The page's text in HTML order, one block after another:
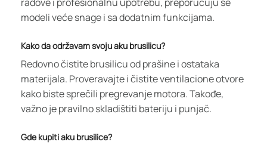
modeli veće snage i sa dodatnim funkcijama.
Kako da održavam svoju aku brusilicu?
Redovno čistite brusilicu od prašine i ostataka
materijala. Proveravajte i čistite ventilacione otvore
kako biste sprečili pregrevanje motora. Takođe,
važno je pravilno skladištiti bateriju i punjač.
Gde kupiti aku brusilice?